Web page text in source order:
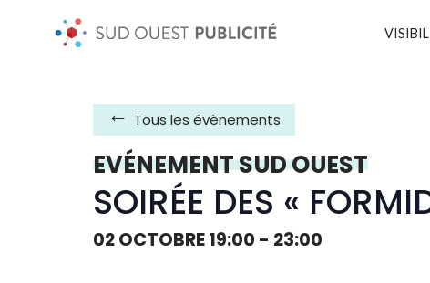
Tous les évènements
EVÉNEMENT SUD OUEST
SOIRÉE DES «
02 OCTOBRE 19:00 - 23:00